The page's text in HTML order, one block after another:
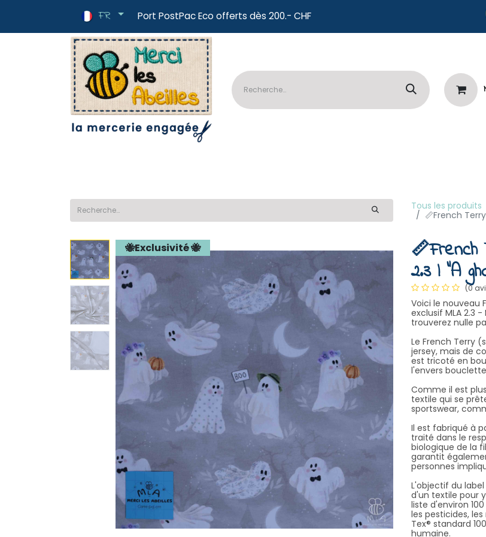
FR Port PostPac Eco offerts dès 200.- CHF
Tous les produits
📏French
🐝Exclusivité 🐝
2.3 | "A
(0
Voici le nouveau
exclusif MLA 2.3
trouverez nulle
Le French Terry
jersey, mais de
est tricoté en
l'envers
Comme il est
textile qui se
sportswear,
Il est fabriqué à
traité dans le
biologique de la
garantit
personnes
L'objectif du
d'un textile pour
liste d'environ
les pesticides,
Tex® standard
humaine.